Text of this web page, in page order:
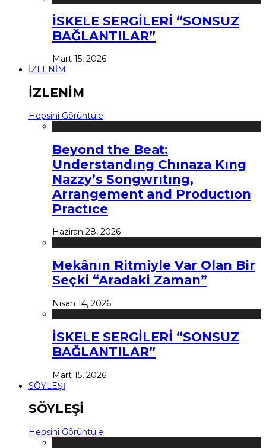
İSKELE SERGİLERİ “SONSUZ
BAĞLANTILAR”
Mart 15, 2026
İZLENİM
İZLENİM
Hepsini Görüntüle
Beyond the Beat:
Understandıng Chınaza Kıng
Nazzy’s Songwrıtıng,
Arrangement and Productıon
Practıce
Haziran 28, 2026
Mekânın Ritmiyle Var Olan Bir
Seçki “Aradaki Zaman”
Nisan 14, 2026
İSKELE SERGİLERİ “SONSUZ
BAĞLANTILAR”
Mart 15, 2026
SÖYLEŞİ
SÖYLEŞİ
Hepsini Görüntüle